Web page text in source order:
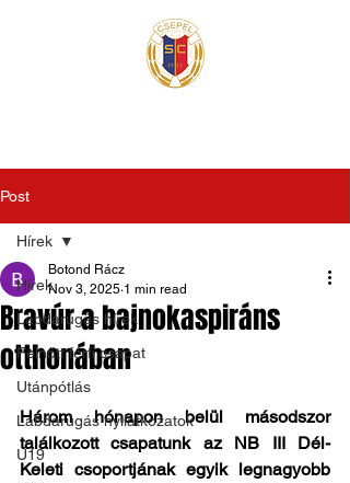
Post
Hírek
Labdarúgás hírek
Felnőtt férfi csapat
Utánpótlás
Labdarúgás nyilatkozatok
U19
Hírek
Bravúr a bajnokaspiráns
otthonában
Botond Rácz
Nov 3, 2025 1 min read
Három hónapon belül másodszor
találkozott csapatunk az NB III Dél-
Keleti csoportjának egyik legnagyobb